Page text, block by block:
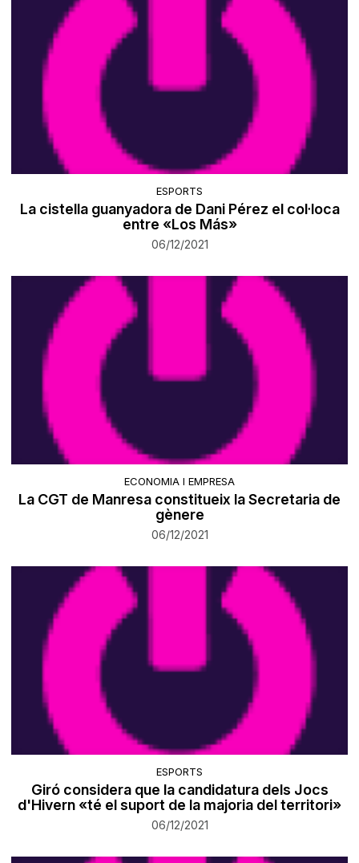
ESPORTS
La cistella guanyadora de Dani Pérez el col·loca
entre «Los Más»
06/12/2021
ECONOMIA I EMPRESA
La CGT de Manresa constitueix la Secretaria de
gènere
06/12/2021
ESPORTS
Giró considera que la candidatura dels Jocs
d'Hivern «té el suport de la majoria del territori»
06/12/2021